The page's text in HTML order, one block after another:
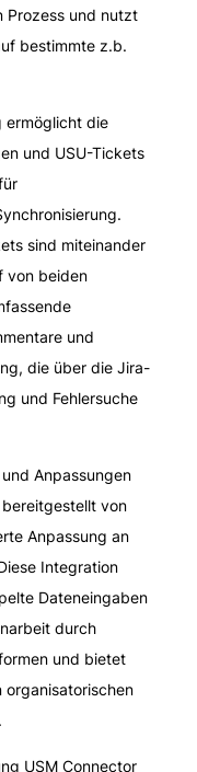
Prozess und nutzt
bestimmte z.b.
ermöglicht die
und USU-Tickets
sind miteinander
von beiden
und
die über die Jira-
und Fehlersuche
Anpassungen
von
Anpassung an
Integration
Dateneingaben
durch
und bietet
organisatorischen
USM Connector